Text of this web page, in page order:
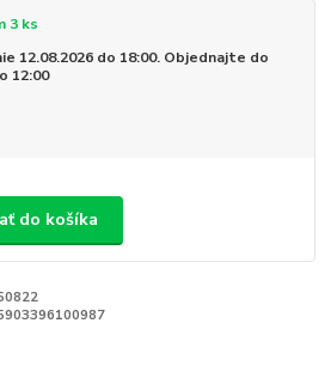
3 ks
12.08.2026 do 18:00. Objednajte do
12:00
do košíka